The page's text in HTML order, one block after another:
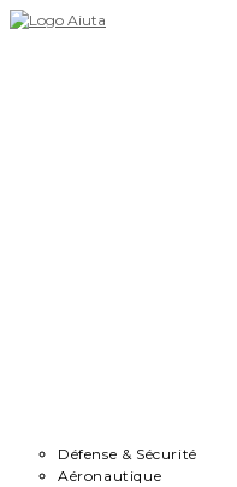
Skip
Défense & Sécurité
Aéronautique